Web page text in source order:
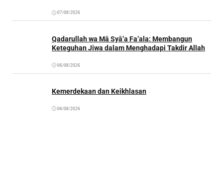
07/08/2026
Qadarullah wa Mā Syā’a Fa’ala: Membangun
Keteguhan Jiwa dalam Menghadapi Takdir Allah
06/08/2026
Kemerdekaan dan Keikhlasan
06/08/2026